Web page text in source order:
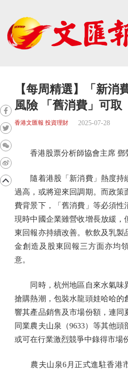
【每周精選】「新消
風險 「舊消費」可取
香港文匯報 投資理財 2025-07-28
香港股票分析師協會主席 鄧
隨着港股「新消費」熱度持
過高，或將迎來回調期。而政策
費背景下，「舊消費」等必須性
現時中國企業雖營收增長放緩，
東回報亦持續改善。軟飲及乳製
金創造及股東回報三方面亦均
意。
同時，杭州地區自來水氣味
搶購熱潮，包裝水龍頭娃哈哈的
響其產品銷售及市場份額，連同
同業農夫山泉（9633）等其他頭
或可在行業激烈競爭中錄得市場
農夫山泉6月正式進駐香港